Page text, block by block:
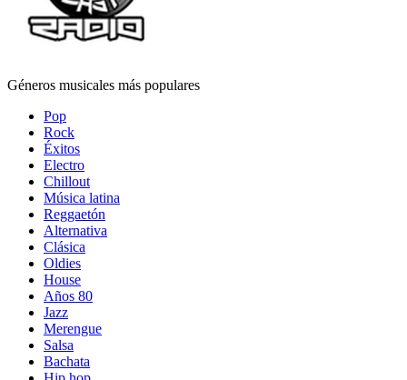
Géneros musicales más populares
Pop
Rock
Éxitos
Electro
Chillout
Música latina
Reggaetón
Alternativa
Clásica
Oldies
House
Años 80
Jazz
Merengue
Salsa
Bachata